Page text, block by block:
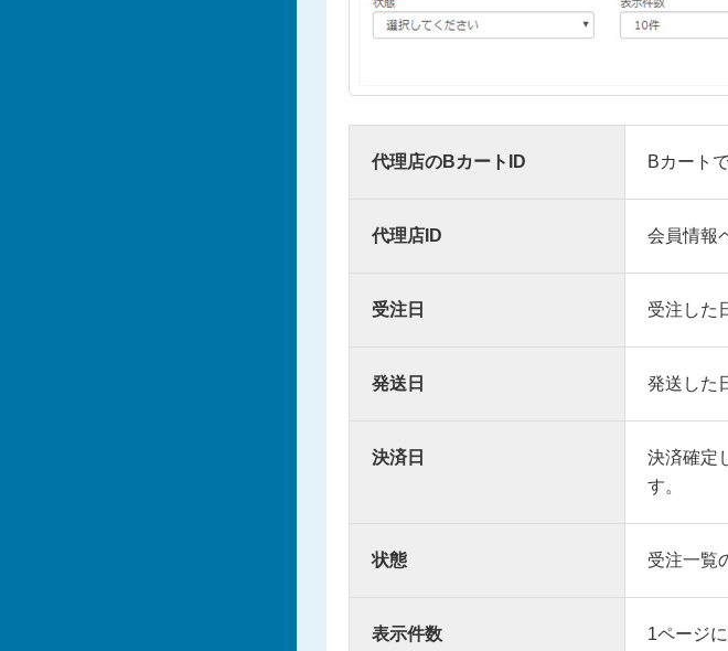
代理店のBカートID Bカート
代理店ID 会員情報
受注日 受注した
発送日 発送した
決済日
決済確定
す。
状態 受注一覧
表示件数 1ページ